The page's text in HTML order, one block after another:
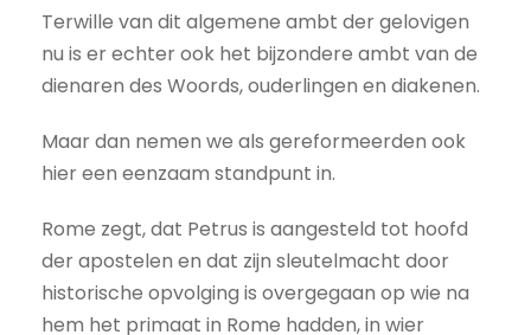
Terwille van dit algemene ambt der gelovigen
nu is er echter ook het bijzondere ambt van de
dienaren des Woords, ouderlingen en diakenen.
Maar dan nemen we als gereformeerden ook
hier een eenzaam standpunt in.
Rome zegt, dat Petrus is aangesteld tot hoofd
der apostelen en dat zijn sleutelmacht door
historische opvolging is overgegaan op wie na
hem het primaat in Rome hadden, in wier